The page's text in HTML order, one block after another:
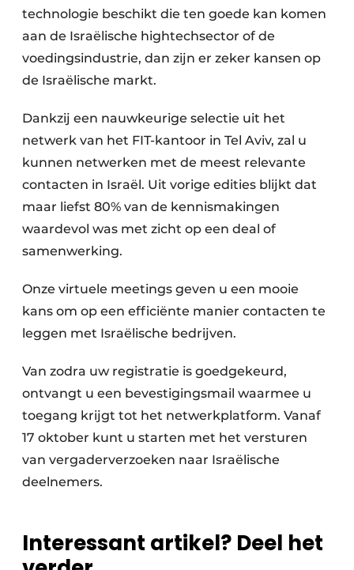
technologie beschikt die ten goede kan komen
aan de Israëlische hightechsector of de
voedingsindustrie, dan zijn er zeker kansen op
de Israëlische markt.
Dankzij een nauwkeurige selectie uit het
netwerk van het FIT-kantoor in Tel Aviv, zal u
kunnen netwerken met de meest relevante
contacten in Israël. Uit vorige edities blijkt dat
maar liefst 80% van de kennismakingen
waardevol was met zicht op een deal of
samenwerking.
Onze virtuele meetings geven u een mooie
kans om op een efficiënte manier contacten te
leggen met Israëlische bedrijven.
Van zodra uw registratie is goedgekeurd,
ontvangt u een bevestigingsmail waarmee u
toegang krijgt tot het netwerkplatform. Vanaf
17 oktober kunt u starten met het versturen
van vergaderverzoeken naar Israëlische
deelnemers.
Interessant artikel? Deel het